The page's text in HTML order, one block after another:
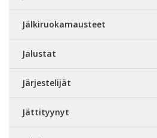
Jälkiruokamausteet
Jalustat
Järjestelijät
Jättityynyt